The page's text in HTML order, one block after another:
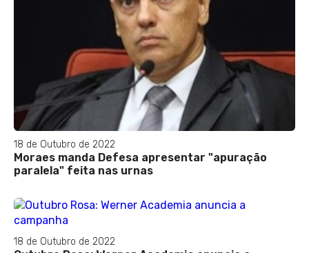
18 de Outubro de 2022
Moraes manda Defesa apresentar "apuração
paralela" feita nas urnas
18 de Outubro de 2022